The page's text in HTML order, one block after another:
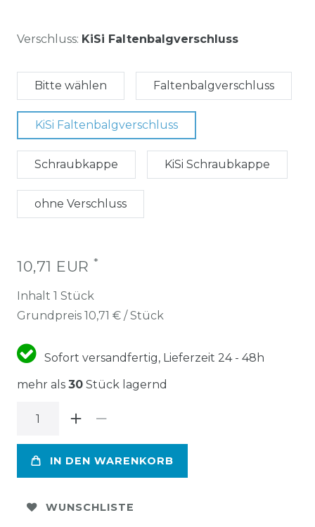
Verschluss: KiSi Faltenbalgverschluss
Bitte wählen Faltenbalgverschluss
KiSi Faltenbalgverschluss
Schraubkappe KiSi Schraubkappe
ohne Verschluss
10,71 EUR *
Inhalt 1 Stück
Grundpreis 10,71 € / Stück
Sofort versandfertig, Lieferzeit 24 - 48h
mehr als 30 Stück lagernd
IN DEN WARENKORB
WUNSCHLISTE